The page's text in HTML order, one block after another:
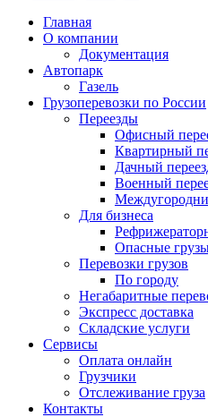
Главная
О компании
Документация
Автопарк
Газель
Грузоперевозки по России
Переезды
Офисный
Квартирный
Дачный
Военный
Для бизнеса
Опасные
Перевозки грузов
По городу
Негабаритные
Экспресс доставка
Складские услуги
Сервисы
Оплата онлайн
Грузчики
Отслеживание груза
Контакты